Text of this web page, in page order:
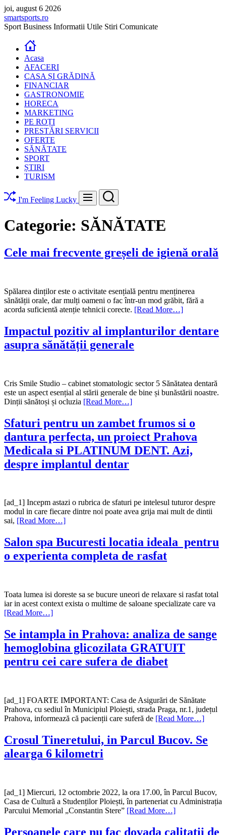
Skip
to
content
joi, august 6 2026
smartsports.ro
Sport Business Informatii Utile Stiri Comunicate
Acasa
AFACERI
CASA ȘI GRĂDINĂ
FINANCIAR
GASTRONOMIE
HORECA
MARKETING
PE ROȚI
PRESTĂRI SERVICII
OFERTE
SĂNĂTATE
SPORT
ȘTIRI
TURISM
I'm Feeling Lucky Menu Search
Categorie: SĂNĂTATE
Cele mai frecvente greșeli de igienă orală
Spălarea dinților este o activitate esențială pentru menținerea
sănătății orale, dar mulți oameni o fac într-un mod grăbit, fără a
acorda suficientă atenție tehnicii corecte. [Read More…]
Impactul pozitiv al implanturilor dentare
asupra sănătății generale
Cris Smile Studio – cabinet stomatologic sector 5 Sănătatea dentară
este un aspect esențial al stării generale de bine și bunăstării noastre.
Dinții sănătoși și ocluzia [Read More…]
Sfaturi pentru un zambet frumos si o
dantura perfecta, un proiect Prahova
Medicala si PLATINUM DENT. Azi,
despre implantul dentar
[ad_1] Incepm astazi o rubrica de sfaturi pe intelesul tuturor despre
modul in care fiecare dintre noi poate avea grija mai mult de dintii
sai, [Read More…]
Salon spa Bucuresti locatia ideala pentru
o experienta completa de rasfat
Toata lumea isi doreste sa se bucure uneori de relaxare si rasfat total
iar in acest context exista o multime de saloane specializate care va
[Read More…]
Se intampla in Prahova: analiza de sange
hemoglobina glicozilata GRATUIT
pentru cei care sufera de diabet
[ad_1] FOARTE IMPORTANT: Casa de Asigurări de Sănătate
Prahova, cu sediul în Municipiul Ploiești, strada Praga, nr.1, județul
Prahova, informează că pacienții care suferă de [Read More…]
Crosul Tineretului, in Parcul Bucov. Se
alearga 6 kilometri
[ad_1] Miercuri, 12 octombrie 2022, la ora 17.00, în Parcul Bucov,
Casa de Cultură a Studenților Ploiești, în parteneriat cu Administrația
Parcului Memorial „Constantin Stere” [Read More…]
Persoanele care nu fac dovada calitatii de